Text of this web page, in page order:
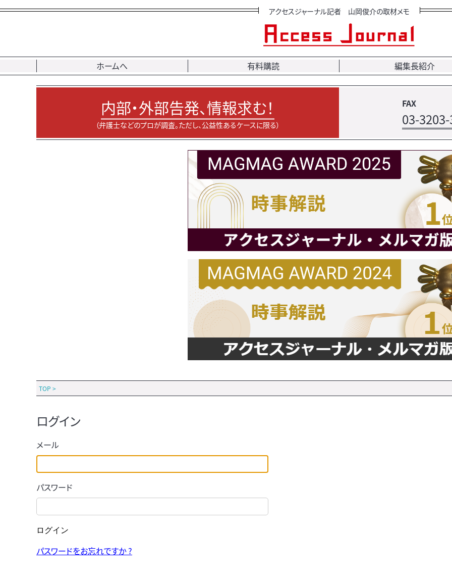
アクセスジャーナル記者 山岡俊介の取材メモ
ホームへ 有料購読 編集長紹介
内部・外部告発、情報求む！
（弁護士などのプロが調査。ただし、公益性あるケースに限る）
FAX
03-
TOP >
ログイン
メール
パスワード
ログイン
パスワードをお忘れですか ?